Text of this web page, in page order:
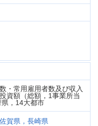
・常用雇用者数及び収入
資額（総額，1事業所当
，14大都市
賀県，長崎県